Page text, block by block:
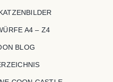
A4 – Z4
BLOG